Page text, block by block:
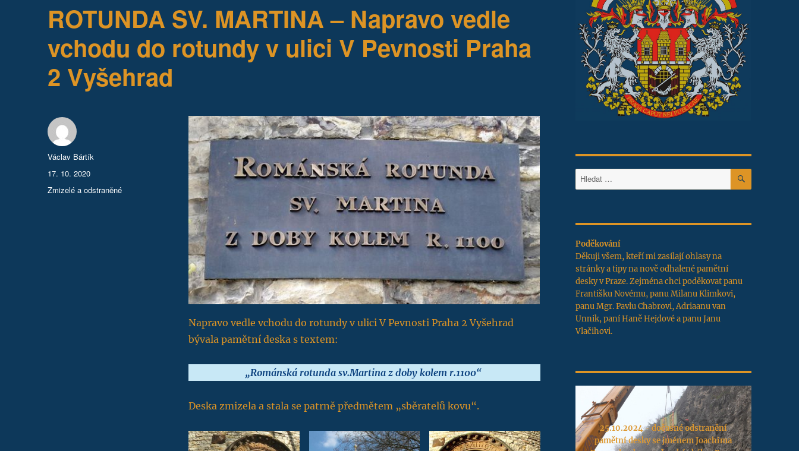
ROTUNDA SV. MARTINA – Napravo vedle
vchodu do rotundy v ulici V Pevnosti Praha
2 Vyšehrad
Napravo vedle vchodu do rotundy v ulici V Pevnosti Praha 2 Vyšehrad
bývala pamětní deska s textem:
„Románská rotunda sv.Martina z doby kolem r.1100“
Deska zmizela a stala se patrně předmětem „sběratelů kovu“.
Autor:
Václav Bártík
Publikováno:
17. 10. 2020
Rubriky:
Zmizelé a odstraněné
Hledat: HLEDÁNÍ
Poděkování
Děkuji všem, kteří mi zasílají ohlasy na
stránky a tipy na nově odhalené pamětní
desky v Praze. Zejména chci poděkovat panu
Františku Novému, panu Milanu Klimkovi,
panu Mgr. Pavlu Chabrovi, Adriaanu van
Unnik, paní Haně Hejdové a panu Janu
Vlačihovi.
25.10.2024 - dočasné odstranění
pamětní desky se jménem Joachima